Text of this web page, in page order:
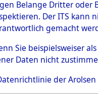
Belange Dritter
Der ITS
gemacht
Sie beispielsweiser
Daten nicht
der Arolsen